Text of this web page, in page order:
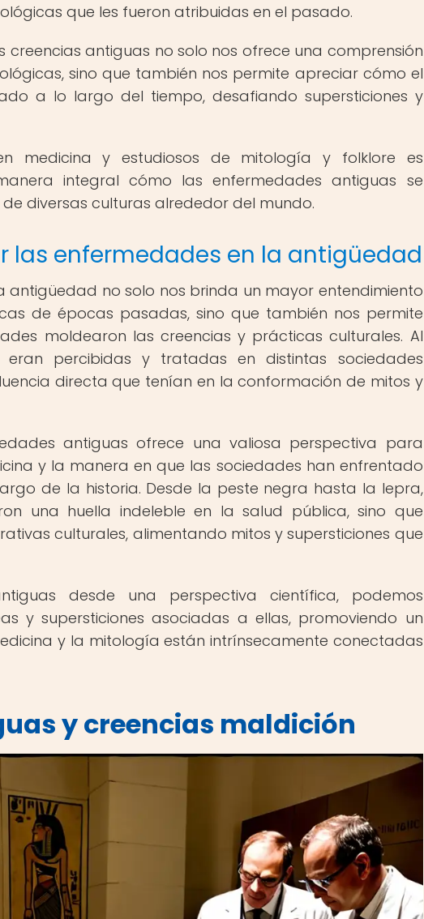
que les fueron atribuidas en el pasado.
creencias antiguas no solo nos ofrece una comprensión
sino que también nos permite apreciar cómo el
a lo largo del tiempo, desafiando supersticiones y
medicina y estudiosos de mitología y folklore es
integral cómo las enfermedades antiguas se
diversas culturas alrededor del mundo.
las enfermedades en la antigüedad
antigüedad no solo nos brinda un mayor entendimiento
de épocas pasadas, sino que también nos permite
moldearon las creencias y prácticas culturales. Al
percibidas y tratadas en distintas sociedades
directa que tenían en la conformación de mitos y
antiguas ofrece una valiosa perspectiva para
y la manera en que las sociedades han enfrentado
de la historia. Desde la peste negra hasta la lepra,
una huella indeleble en la salud pública, sino que
culturales, alimentando mitos y supersticiones que
desde una perspectiva científica, podemos
y supersticiones asociadas a ellas, promoviendo un
y la mitología están intrínsecamente conectadas
y creencias maldición